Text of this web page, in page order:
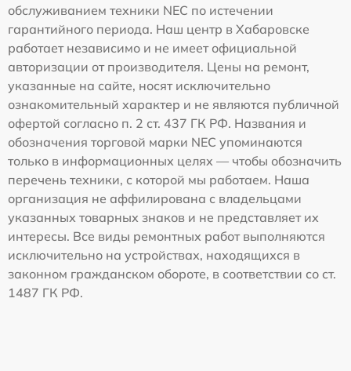
обслуживанием техники NEC по истечении
гарантийного периода. Наш центр в Хабаровске
работает независимо и не имеет официальной
авторизации от производителя. Цены на ремонт,
указанные на сайте, носят исключительно
ознакомительный характер и не являются публичной
офертой согласно п. 2 ст. 437 ГК РФ. Названия и
обозначения торговой марки NEC упоминаются
только в информационных целях — чтобы обозначить
перечень техники, с которой мы работаем. Наша
организация не аффилирована с владельцами
указанных товарных знаков и не представляет их
интересы. Все виды ремонтных работ выполняются
исключительно на устройствах, находящихся в
законном гражданском обороте, в соответствии со ст.
1487 ГК РФ.